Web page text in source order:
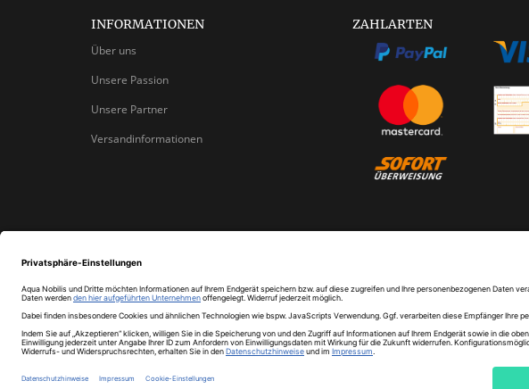
INFORMATIONEN
Über uns
Unsere Passion
Unsere Partner
Versandinformationen
ZAHLARTEN
Newsletter abonnieren
EMAIL-
ADRESSE